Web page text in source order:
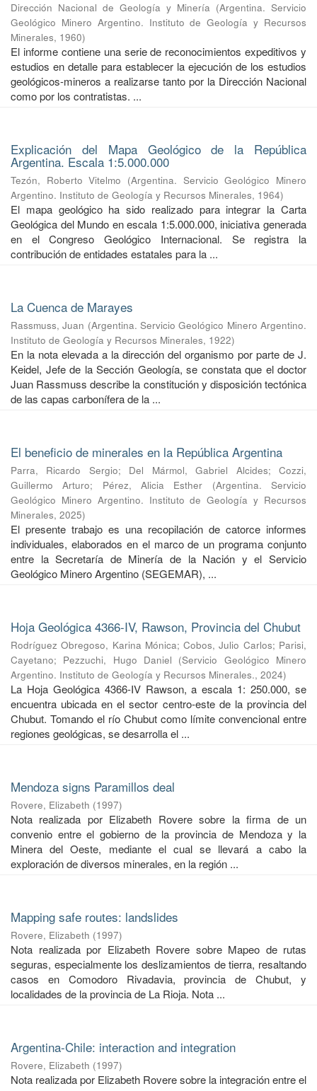
Dirección Nacional de Geología y Minería (Argentina. Servicio
Geológico Minero Argentino. Instituto de Geología y Recursos
Minerales, 1960)
El informe contiene una serie de reconocimientos expeditivos y
estudios en detalle para establecer la ejecución de los estudios
geológicos-mineros a realizarse tanto por la Dirección Nacional
como por los contratistas. ...
Explicación del Mapa Geológico de la República
Argentina. Escala 1:5.000.000
Tezón, Roberto Vitelmo (Argentina. Servicio Geológico Minero
Argentino. Instituto de Geología y Recursos Minerales, 1964)
El mapa geológico ha sido realizado para integrar la Carta
Geológica del Mundo en escala 1:5.000.000, iniciativa generada
en el Congreso Geológico Internacional. Se registra la
contribución de entidades estatales para la ...
La Cuenca de Marayes
Rassmuss, Juan (Argentina. Servicio Geológico Minero Argentino.
Instituto de Geología y Recursos Minerales, 1922)
En la nota elevada a la dirección del organismo por parte de J.
Keidel, Jefe de la Sección Geología, se constata que el doctor
Juan Rassmuss describe la constitución y disposición tectónica
de las capas carbonífera de la ...
El beneficio de minerales en la República Argentina
Parra, Ricardo Sergio; Del Mármol, Gabriel Alcides;Cozzi,
Guillermo Arturo; Pérez, Alicia Esther (Argentina. Servicio
Geológico Minero Argentino. Instituto de Geología y Recursos
Minerales, 2025)
El presente trabajo es una recopilación de catorce informes
individuales, elaborados en el marco de un programa conjunto
entre la Secretaría de Minería de la Nación y el Servicio
Geológico Minero Argentino (SEGEMAR), ...
Hoja Geológica 4366-IV, Rawson, Provincia del Chubut
Rodríguez Obregoso, Karina Mónica;Cobos, Julio Carlos; Parisi,
Cayetano; Pezzuchi, Hugo Daniel (Servicio Geológico Minero
Argentino. Instituto de Geología y Recursos Minerales., 2024)
La Hoja Geológica 4366-IV Rawson, a escala 1: 250.000, se
encuentra ubicada en el sector centro-este de la provincia del
Chubut. Tomando el río Chubut como límite convencional entre
regiones geológicas, se desarrolla el ...
Mendoza signs Paramillos deal
Rovere, Elizabeth (1997)
Nota realizada por Elizabeth Rovere sobre la firma de un
convenio entre el gobierno de la provincia de Mendoza y la
Minera del Oeste, mediante el cual se llevará a cabo la
exploración de diversos minerales, en la región ...
Mapping safe routes: landslides
Rovere, Elizabeth (1997)
Nota realizada por Elizabeth Rovere sobre Mapeo de rutas
seguras, especialmente los deslizamientos de tierra, resaltando
casos en Comodoro Rivadavia, provincia de Chubut, y
localidades de la provincia de La Rioja. Nota ...
Argentina-Chile: interaction and integration
Rovere, Elizabeth (1997)
Nota realizada por Elizabeth Rovere sobre la integración entre el